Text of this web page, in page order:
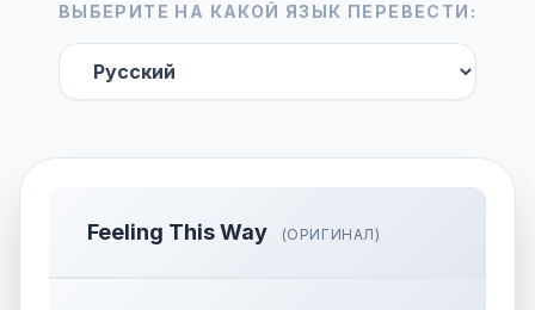
ВЫБЕРИТЕ НА КАКОЙ ЯЗЫК ПЕРЕВЕСТИ:
Feeling This Way (ОРИГИНАЛ)